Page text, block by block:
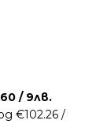
/ 9лв.
€102.26 /